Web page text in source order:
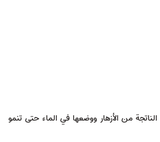
من الأزهار ووضعها في الماء حتى تنمو